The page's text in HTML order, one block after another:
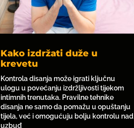
Kako izdržati duže u
krevetu
Kontrola disanja može igrati ključnu
ulogu u povećanju izdržljivosti tijekom
intimnih trenutaka. Pravilne tehnike
disanja ne samo da pomažu u opuštanju
tijela, već i omogućuju bolju kontrolu nad
uzbuđ